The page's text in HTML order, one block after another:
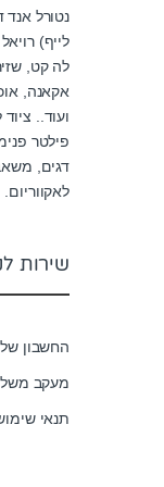
נטורל אנד
לייף)
לה קט,
אקאנה,
ועוד..
פילטר
דגים,
לאקווריום.
שירות
החשבון
מעקב
תנאי